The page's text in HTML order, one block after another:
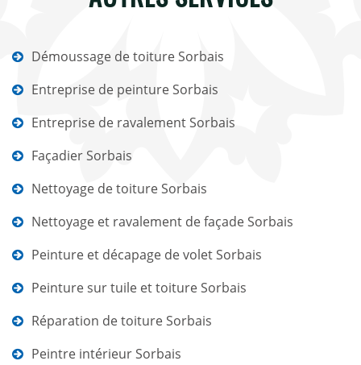
Démoussage de toiture Sorbais
Entreprise de peinture Sorbais
Entreprise de ravalement Sorbais
Façadier Sorbais
Nettoyage de toiture Sorbais
Nettoyage et ravalement de façade Sorbais
Peinture et décapage de volet Sorbais
Peinture sur tuile et toiture Sorbais
Réparation de toiture Sorbais
Peintre intérieur Sorbais